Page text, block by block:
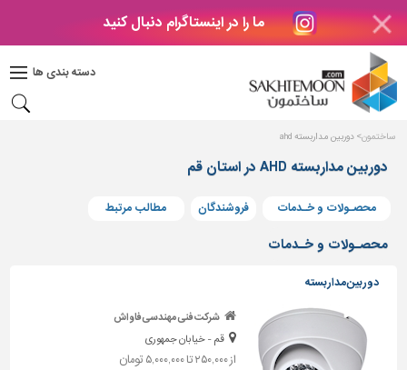
ما را در اینستاگرام دنبال کنید
دسته بندی ها
دکوراسیون
بتن
های
بتنی
و
پنجره
ساختمانی
پله،
نرده
ساختمون دوربین مداربسته ahd
دوربین مداربسته AHD در استان قم
محصـولات و خـدمات فروشندگان مطالب مرتبط
محصـولات و خـدمات
دوربین مداربسته
شرکت فنی مهندسی فاواش
قم - خیابان جمهوری
از ۲۵۰,۰۰۰ تا ۵,۰۰۰,۰۰۰ تومان